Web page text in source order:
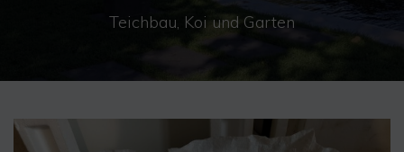
Teichbau, Koi und Garten